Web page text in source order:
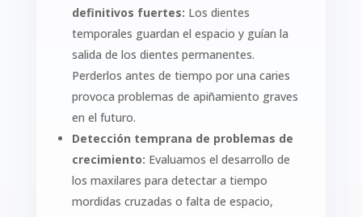
definitivos fuertes: Los dientes
temporales guardan el espacio y guían la
salida de los dientes permanentes.
Perderlos antes de tiempo por una caries
provoca problemas de apiñamiento graves
en el futuro.
Detección temprana de problemas de
crecimiento: Evaluamos el desarrollo de
los maxilares para detectar a tiempo
mordidas cruzadas o falta de espacio,